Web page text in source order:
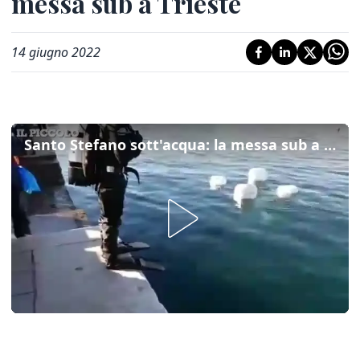
14 giugno 2022
Santo Stefano sott'acqua: la messa sub a Trieste